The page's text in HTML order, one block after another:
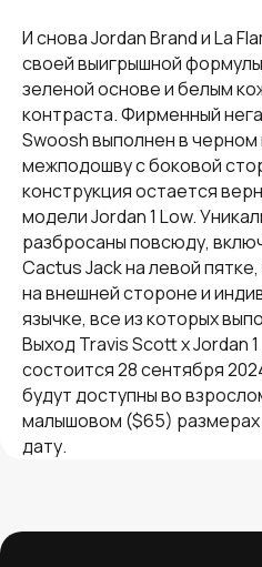
И снова Jordan Brand и La
своей выигрышной
зеленой основе и белым
контраста. Фирменный
Swoosh выполнен в черном
межподошву с боковой
конструкция остается
модели Jordan 1 Low.
разбросаны повсюду,
Cactus Jack на левой
на внешней стороне и
язычке, все из которых
Выход Travis Scott x Jordan
состоится 28 сентября
будут доступны во
малышовом ($65) размерах
дату.